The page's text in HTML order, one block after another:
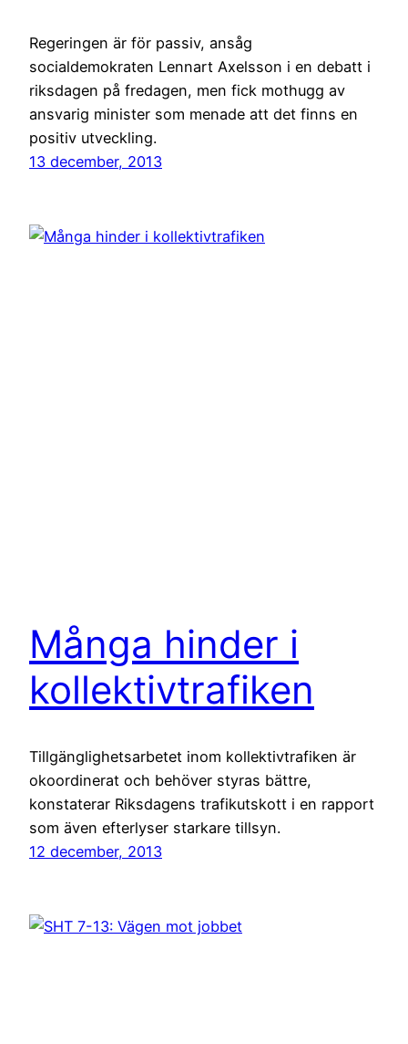
Regeringen är för passiv, ansåg
socialdemokraten Lennart Axelsson i en debatt i
riksdagen på fredagen, men fick mothugg av
ansvarig minister som menade att det finns en
positiv utveckling.
13 december, 2013
Många hinder i
kollektivtrafiken
Tillgänglighetsarbetet inom kollektivtrafiken är
okoordinerat och behöver styras bättre,
konstaterar Riksdagens trafikutskott i en rapport
som även efterlyser starkare tillsyn.
12 december, 2013